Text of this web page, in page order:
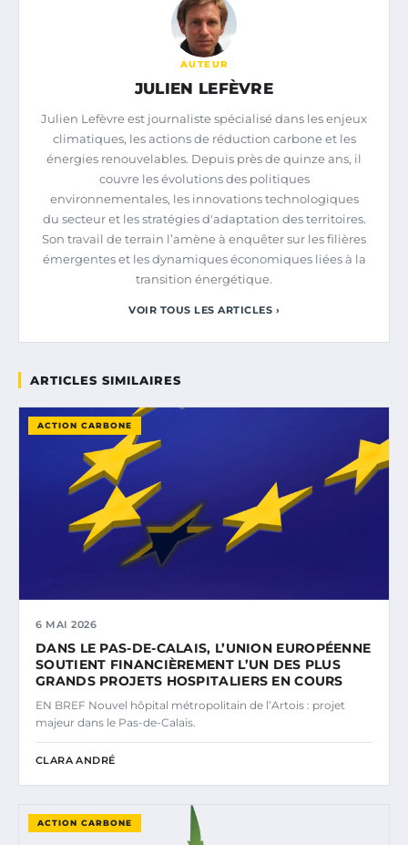
AUTEUR
JULIEN LEFÈVRE
Julien Lefèvre est journaliste spécialisé dans les enjeux
climatiques, les actions de réduction carbone et les
énergies renouvelables. Depuis près de quinze ans, il
couvre les évolutions des politiques
environnementales, les innovations technologiques
du secteur et les stratégies d'adaptation des territoires.
Son travail de terrain l’amène à enquêter sur les filières
émergentes et les dynamiques économiques liées à la
transition énergétique.
VOIR TOUS LES ARTICLES ›
ARTICLES SIMILAIRES
ACTION CARBONE
6 MAI 2026
DANS LE PAS-DE-CALAIS, L’UNION EUROPÉENNE
SOUTIENT FINANCIÈREMENT L’UN DES PLUS
GRANDS PROJETS HOSPITALIERS EN COURS
EN BREF Nouvel hôpital métropolitain de l’Artois : projet
majeur dans le Pas-de-Calais.
CLARA ANDRÉ
ACTION CARBONE